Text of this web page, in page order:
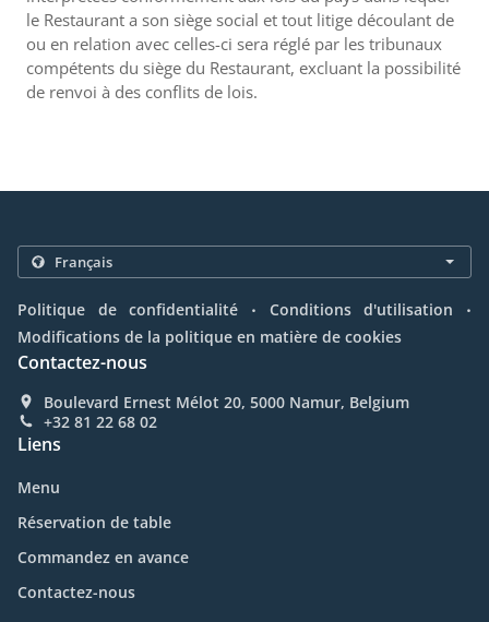
le Restaurant a son siège social et tout litige découlant de
ou en relation avec celles-ci sera réglé par les tribunaux
compétents du siège du Restaurant, excluant la possibilité
de renvoi à des conflits de lois.
Politique de confidentialité . Conditions d'utilisation .
Modifications de la politique en matière de cookies
Contactez-nous
Boulevard Ernest Mélot 20, 5000 Namur, Belgium
+32 81 22 68 02
Liens
Menu
Réservation de table
Commandez en avance
Contactez-nous